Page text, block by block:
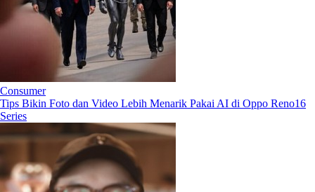
Consumer
Tips Bikin Foto dan Video Lebih Menarik Pakai AI di Oppo Reno16
Series